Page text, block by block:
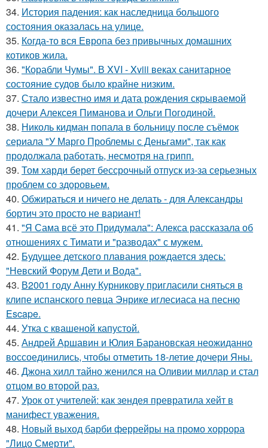
34. История падения: как наследница большого
состояния оказалась на улице.
35. Когда-то вся Европа без привычных домашних
котиков жила.
36. "Корабли Чумы". В XVI - Xviii веках санитарное
состояние судов было крайне низким.
37. Стало известно имя и дата рождения скрываемой
дочери Алексея Пиманова и Ольги Погодиной.
38. Николь кидман попала в больницу после съёмок
сериала "У Марго Проблемы с Деньгами", так как
продолжала работать, несмотря на грипп.
39. Том харди берет бессрочный отпуск из-за серьезных
проблем со здоровьем.
40. Обжираться и ничего не делать - для Александры
бортич это просто не вариант!
41. "Я Сама всё это Придумала": Алекса рассказала об
отношениях с Тимати и "разводах" с мужем.
42. Будущее детского плавания рождается здесь:
"Невский Форум Дети и Вода".
43. В2001 году Анну Курникову пригласили сняться в
клипе испанского певца Энрике иглесиаса на песню
Escape.
44. Утка с квашеной капустой.
45. Андрей Аршавин и Юлия Барановская неожиданно
воссоединились, чтобы отметить 18-летие дочери Яны.
46. Джона хилл тайно женился на Оливии миллар и стал
отцом во второй раз.
47. Урок от учителей: как зендея превратила хейт в
манифест уважения.
48. Новый выход барби феррейры на промо хоррора
"Лицо Смерти".